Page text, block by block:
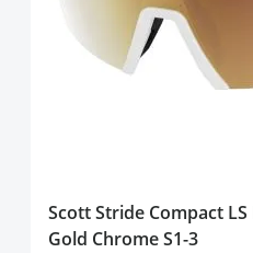
Scott Stride Compact
Gold Chrome S1-3